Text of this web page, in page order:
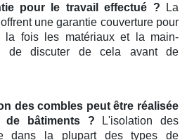
pour le travail effectué ? La
une garantie couverture pour
la fois les matériaux et la main-
de discuter de cela avant de
des combles peut être réalisée
bâtiments ? L'isolation des
dans la plupart des types de